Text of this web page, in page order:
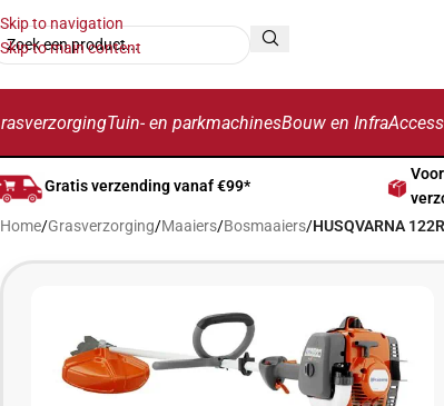
Skip to navigation
Skip to main content
Tuin- en parkmachinesBouw en Infra
Gratis verzending vanaf €99*
Home/Grasverzorging/Maaiers/Bosmaaiers/HUSQVARNA